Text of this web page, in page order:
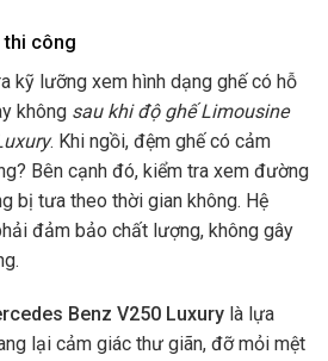
thi công
kỹ lưỡng xem hình dạng ghế có hỗ
không sau khi độ ghế Limousine
. Khi ngồi, đệm ghế có cảm
Bên cạnh đó, kiểm tra xem đường
bị tưa theo thời gian không. Hệ
đảm bảo chất lượng, không gây
Benz V250 Luxury là lựa
lại cảm giác thư giãn, đỡ mỏi mệt